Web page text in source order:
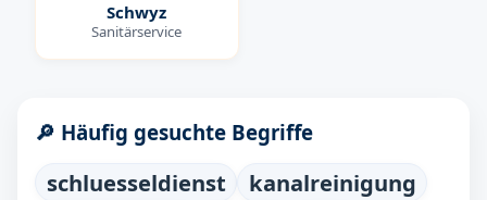
Schwyz
Sanitärservice
🔎 Häufig gesuchte Begriffe
schluesseldienst kanalreinigung